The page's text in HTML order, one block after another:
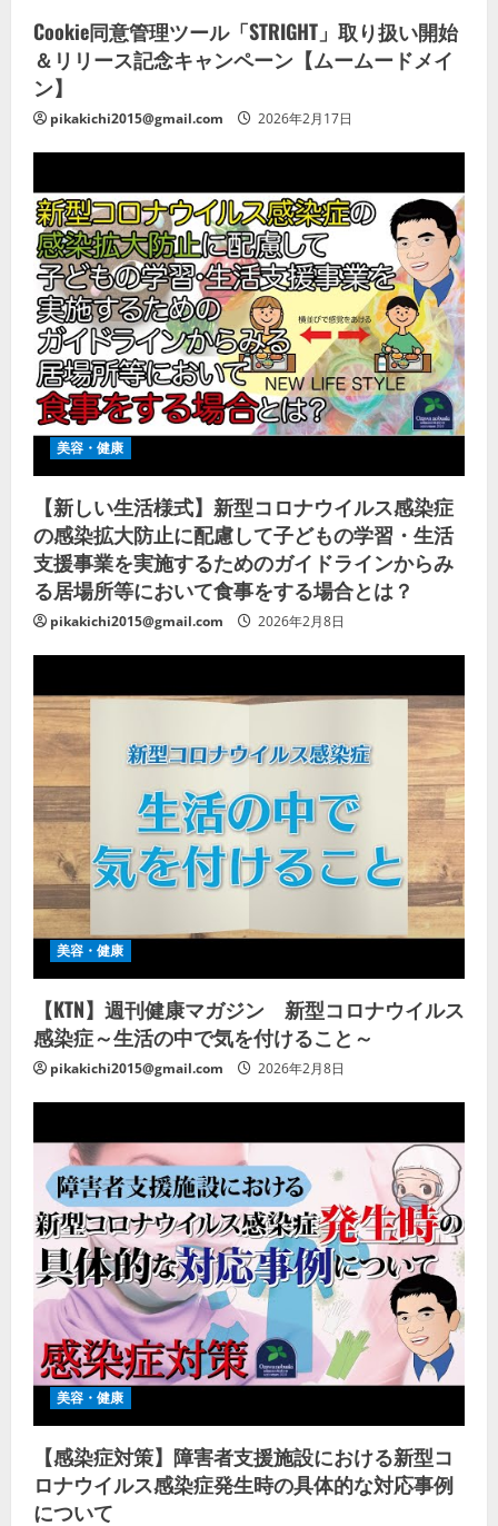
Cookie同意管理ツール「STRIGHT」取り扱い開始
＆リリース記念キャンペーン【ムームードメイ
ン】
pikakichi2015@gmail.com 2026年2月17日
美容・健康
【新しい生活様式】新型コロナウイルス感染症
の感染拡大防止に配慮して子どもの学習・生活
支援事業を実施するためのガイドラインからみ
る居場所等において食事をする場合とは？
pikakichi2015@gmail.com 2026年2月8日
美容・健康
【KTN】週刊健康マガジン 新型コロナウイルス
感染症～生活の中で気を付けること～
pikakichi2015@gmail.com 2026年2月8日
美容・健康
【感染症対策】障害者支援施設における新型コ
ロナウイルス感染症発生時の具体的な対応事例
について